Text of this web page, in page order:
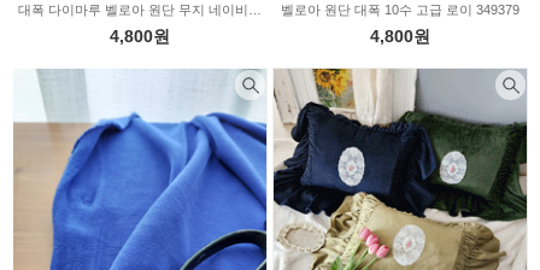
대폭 다이마루 벨로아 원단 무지 네이비 (347148)
4,800원
벨로아 원단 대폭 10수 고급 로이 349379
4,800원